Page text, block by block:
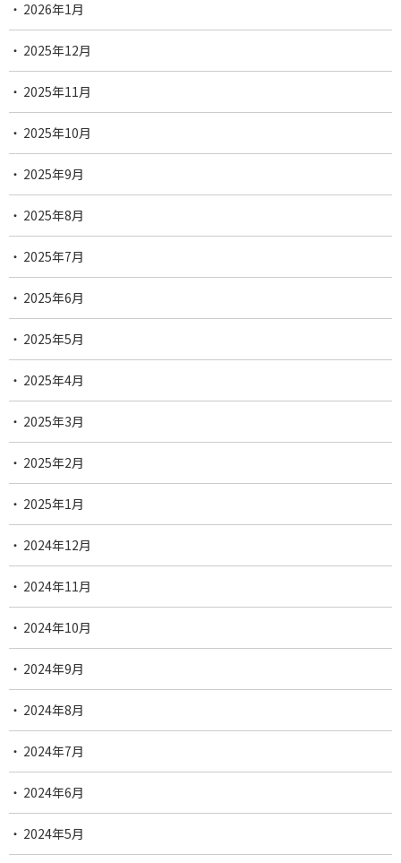
2026年1月
2025年12月
2025年11月
2025年10月
2025年9月
2025年8月
2025年7月
2025年6月
2025年5月
2025年4月
2025年3月
2025年2月
2025年1月
2024年12月
2024年11月
2024年10月
2024年9月
2024年8月
2024年7月
2024年6月
2024年5月